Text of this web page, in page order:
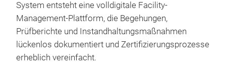
System entsteht eine volldigitale Facility-
Management-Plattform, die Begehungen,
Prüfberichte und Instandhaltungsmaßnahmen
lückenlos dokumentiert und Zertifizierungsprozesse
erheblich vereinfacht.